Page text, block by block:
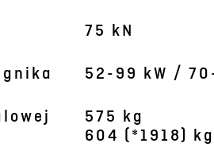
75 kN
52-99 kW /
575 kg
604 (*1918) kg